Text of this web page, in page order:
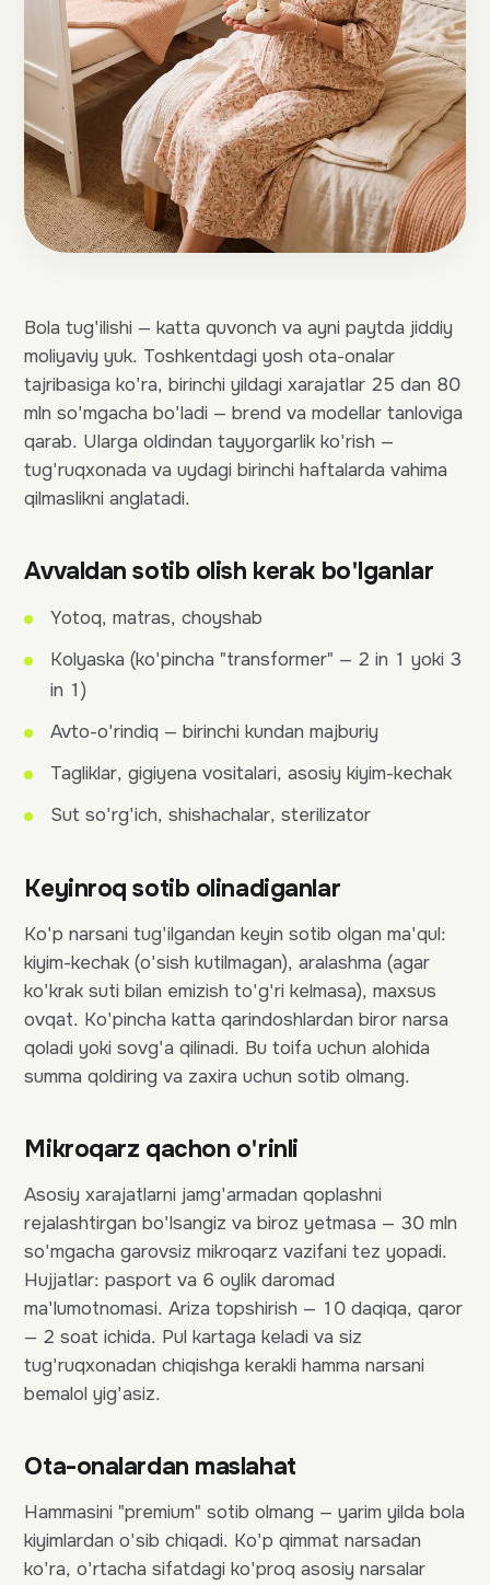
Bola tug'ilishi — katta quvonch va ayni paytda jiddiy
moliyaviy yuk. Toshkentdagi yosh ota-onalar
tajribasiga ko'ra, birinchi yildagi xarajatlar 25 dan 80
mln so'mgacha bo'ladi — brend va modellar tanloviga
qarab. Ularga oldindan tayyorgarlik ko'rish —
tug'ruqxonada va uydagi birinchi haftalarda vahima
qilmaslikni anglatadi.
Avvaldan sotib olish kerak bo'lganlar
Yotoq, matras, choyshab
Kolyaska (ko'pincha "transformer" — 2 in 1 yoki 3
in 1)
Avto-o'rindiq — birinchi kundan majburiy
Tagliklar, gigiyena vositalari, asosiy kiyim-kechak
Sut so'rg'ich, shishachalar, sterilizator
Keyinroq sotib olinadiganlar
Ko'p narsani tug'ilgandan keyin sotib olgan ma'qul:
kiyim-kechak (o'sish kutilmagan), aralashma (agar
ko'krak suti bilan emizish to'g'ri kelmasa), maxsus
ovqat. Ko'pincha katta qarindoshlardan biror narsa
qoladi yoki sovg'a qilinadi. Bu toifa uchun alohida
summa qoldiring va zaxira uchun sotib olmang.
Mikroqarz qachon o'rinli
Asosiy xarajatlarni jamg'armadan qoplashni
rejalashtirgan bo'lsangiz va biroz yetmasa — 30 mln
so'mgacha garovsiz mikroqarz vazifani tez yopadi.
Hujjatlar: pasport va 6 oylik daromad
ma'lumotnomasi. Ariza topshirish — 10 daqiqa, qaror
— 2 soat ichida. Pul kartaga keladi va siz
tug'ruqxonadan chiqishga kerakli hamma narsani
bemalol yig'asiz.
Ota-onalardan maslahat
Hammasini "premium" sotib olmang — yarim yilda bola
kiyimlardan o'sib chiqadi. Ko'p qimmat narsadan
ko'ra, o'rtacha sifatdagi ko'proq asosiy narsalar